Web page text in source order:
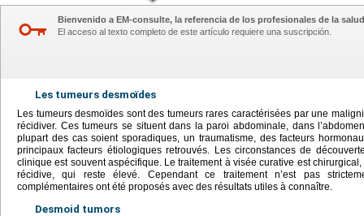
Bienvenido a EM-consulte, la referencia de los profesionales de la
El acceso al texto completo de este artículo requiere una suscripción.
Les tumeurs desmoïdes
Les tumeurs desmoïdes sont des tumeurs rares caractérisées par une
récidiver. Ces tumeurs se situent dans la paroi abdominale, dans
plupart des cas soient sporadiques, un traumatisme, des facteurs
principaux facteurs étiologiques retrouvés. Les circonstances de
clinique est souvent aspécifique. Le traitement à visée curative est chirurgical,
récidive, qui reste élevé. Cependant ce traitement n’est pas
complémentaires ont été proposés avec des résultats utiles à connaître.
Desmoid tumors